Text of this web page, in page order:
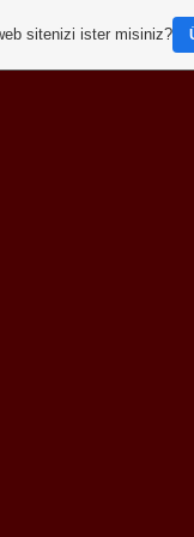
sitenizi ister misiniz?